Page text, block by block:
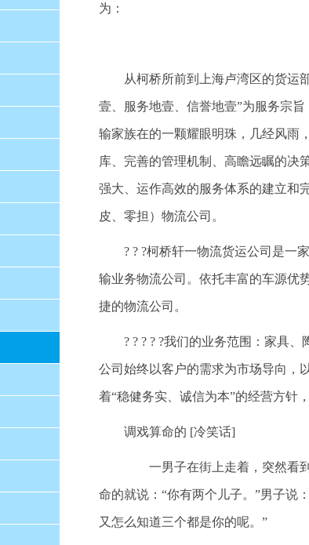
为：
从柯桥所前到上海卢湾区的货运
壹、服务地壹、信誉地壹”为服务宗
输家族在的一颗耀眼明珠，几经风雨
库、完善的管理机制、高瞻远瞩的决
强大、运作高效的服务体系的建立和
皮、零担）物流公司。
? ? ?柯桥轩一物流货运公司是一
输业务物流公司。依托丰富的车源优
捷的物流公司。
? ? ? ? ?我们的业务范围：家具
公司始终以客户的需求为市场导向，
着“稳健务实、诚信为本”的经营方针
调戏算命的 [冷笑话]
一男子在街上走着，突然看到
命的就说：“你有两个儿子。”男子说
又怎么知道三个都是你的呢。”